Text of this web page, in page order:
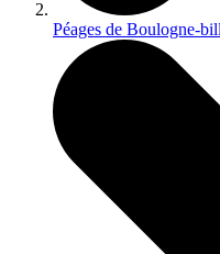
Péages de Boulogne-